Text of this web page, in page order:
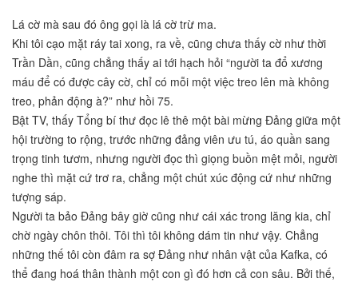
Lá cờ mà sau đó ông gọi là lá cờ trừ ma.
Khi tôi cạo mặt ráy tai xong, ra về, cũng chưa thấy cờ như thời
Trần Dần, cũng chẳng thấy ai tới hạch hỏi “người ta đổ xương
máu để có được cây cờ, chỉ có mỗi một việc treo lên mà không
treo, phản động à?” như hồi 75.
Bật TV, thấy Tổng bí thư đọc lê thê một bài mừng Đảng giữa một
hội trường to rộng, trước những đảng viên ưu tú, áo quần sang
trọng tinh tươm, nhưng người đọc thì giọng buồn mệt mỏi, người
nghe thì mặt cứ trơ ra, chẳng một chút xúc động cứ như những
tượng sáp.
Người ta bảo Đảng bây giờ cũng như cái xác trong lăng kia, chỉ
chờ ngày chôn thôi. Tôi thì tôi không dám tin như vậy. Chẳng
những thế tôi còn đâm ra sợ Đảng như nhân vật của Kafka, có
thể đang hoá thân thành một con gì đó hơn cả con sâu. Bởi thế,